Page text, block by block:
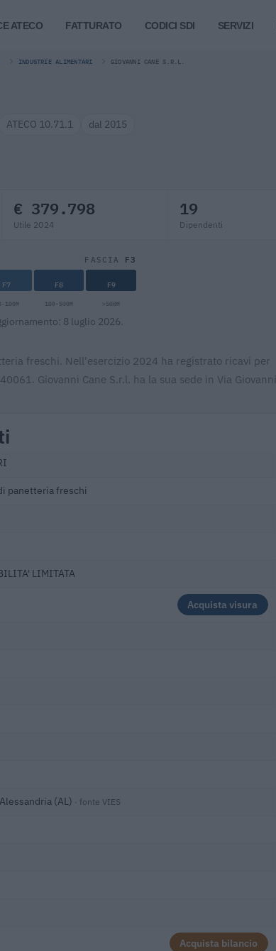
ATECO FATTURATO CODICI SDI SERVIZI
INDUSTRIE ALIMENTARI GIOVANNI CANE S.R.L.
ATECO 10.71.1 dal 2015
€ 379.798
Utile 2024
19
Dipendenti
FASCIA F3
F7 F8 F9
100M 100-500M >500M
8 luglio 2026.
freschi. Nell'esercizio 2024 ha registrato ricavi per
Giovanni Cane S.r.l. ha la sua sede in Via Giovanni
panetteria freschi
LIMITATA
Acquista visura
(AL) · fonte VIES
Acquista bilancio